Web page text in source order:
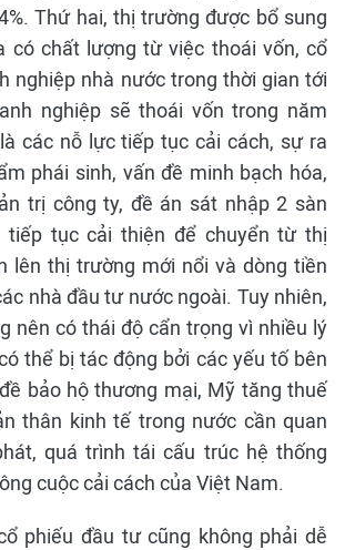
Thứ hai, thị trường được bổ sung
có chất lượng từ việc thoái vốn, cổ
nghiệp nhà nước trong thời gian tới
nghiệp sẽ thoái vốn trong năm
các nỗ lực tiếp tục cải cách, sự ra
phái sinh, vấn đề minh bạch hóa,
trị công ty, đề án sát nhập 2 sàn
tiếp tục cải thiện để chuyển từ thị
lên thị trường mới nổi và dòng tiền
nhà đầu tư nước ngoài. Tuy nhiên,
nên có thái độ cẩn trọng vì nhiều lý
thể bị tác động bởi các yếu tố bên
bảo hộ thương mại, Mỹ tăng thuế
thân kinh tế trong nước cần quan
quá trình tái cấu trúc hệ thống
cuộc cải cách của Việt Nam.
phiếu đầu tư cũng không phải dễ